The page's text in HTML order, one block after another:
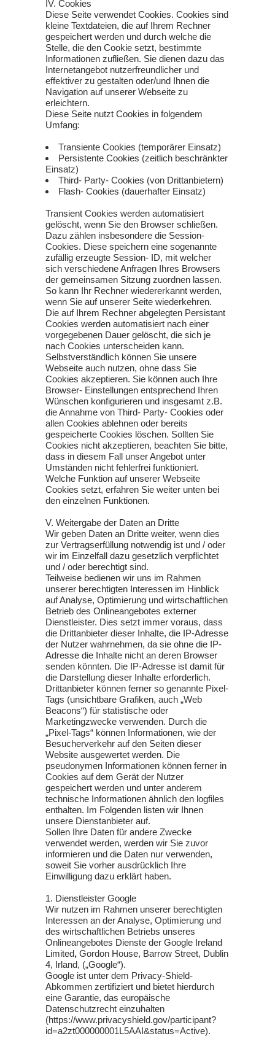
IV. Cookies
Diese Seite verwendet Cookies. Cookies sind
kleine Textdateien, die auf Ihrem Rechner
gespeichert werden und durch welche die
Stelle, die den Cookie setzt, bestimmte
Informationen zufließen. Sie dienen dazu das
Internetangebot nutzerfreundlicher und
effektiver zu gestalten oder/und Ihnen die
Navigation auf unserer Webseite zu
erleichtern.
Diese Seite nutzt Cookies in folgendem
Umfang:
Transiente Cookies (temporärer Einsatz)
Persistente Cookies (zeitlich beschränkter
Einsatz)
Third- Party- Cookies (von Drittanbietern)
Flash- Cookies (dauerhafter Einsatz)
Transient Cookies werden automatisiert
gelöscht, wenn Sie den Browser schließen.
Dazu zählen insbesondere die Session-
Cookies. Diese speichern eine sogenannte
zufällig erzeugte Session- ID, mit welcher
sich verschiedene Anfragen Ihres Browsers
der gemeinsamen Sitzung zuordnen lassen.
So kann Ihr Rechner wiedererkannt werden,
wenn Sie auf unserer Seite wiederkehren.
Die auf Ihrem Rechner abgelegten Persistant
Cookies werden automatisiert nach einer
vorgegebenen Dauer gelöscht, die sich je
nach Cookies unterscheiden kann.
Selbstverständlich können Sie unsere
Webseite auch nutzen, ohne dass Sie
Cookies akzeptieren. Sie können auch Ihre
Browser- Einstellungen entsprechend Ihren
Wünschen konfigurieren und insgesamt z.B.
die Annahme von Third- Party- Cookies oder
allen Cookies ablehnen oder bereits
gespeicherte Cookies löschen. Sollten Sie
Cookies nicht akzeptieren, beachten Sie bitte,
dass in diesem Fall unser Angebot unter
Umständen nicht fehlerfrei funktioniert.
Welche Funktion auf unserer Webseite
Cookies setzt, erfahren Sie weiter unten bei
den einzelnen Funktionen.
V. Weitergabe der Daten an Dritte
Wir geben Daten an Dritte weiter, wenn dies
zur Vertragserfüllung notwendig ist und / oder
wir im Einzelfall dazu gesetzlich verpflichtet
und / oder berechtigt sind.
Teilweise bedienen wir uns im Rahmen
unserer berechtigten Interessen im Hinblick
auf Analyse, Optimierung und wirtschaftlichen
Betrieb des Onlineangebotes externer
Dienstleister. Dies setzt immer voraus, dass
die Drittanbieter dieser Inhalte, die IP-Adresse
der Nutzer wahrnehmen, da sie ohne die IP-
Adresse die Inhalte nicht an deren Browser
senden könnten. Die IP-Adresse ist damit für
die Darstellung dieser Inhalte erforderlich.
Drittanbieter können ferner so genannte Pixel-
Tags (unsichtbare Grafiken, auch „Web
Beacons“) für statistische oder
Marketingzwecke verwenden. Durch die
„Pixel-Tags“ können Informationen, wie der
Besucherverkehr auf den Seiten dieser
Website ausgewertet werden. Die
pseudonymen Informationen können ferner in
Cookies auf dem Gerät der Nutzer
gespeichert werden und unter anderem
technische Informationen ähnlich den logfiles
enthalten. Im Folgenden listen wir Ihnen
unsere Dienstanbieter auf.
Sollen Ihre Daten für andere Zwecke
verwendet werden, werden wir Sie zuvor
informieren und die Daten nur verwenden,
soweit Sie vorher ausdrücklich Ihre
Einwilligung dazu erklärt haben.
1. Dienstleister Google
Wir nutzen im Rahmen unserer berechtigten
Interessen an der Analyse, Optimierung und
des wirtschaftlichen Betriebs unseres
Onlineangebotes Dienste der Google Ireland
Limited, Gordon House, Barrow Street, Dublin
4, Irland, („Google“).
Google ist unter dem Privacy-Shield-
Abkommen zertifiziert und bietet hierdurch
eine Garantie, das europäische
Datenschutzrecht einzuhalten
(https://www.privacyshield.gov/participant?
id=a2zt000000001L5AAI&status=Active).